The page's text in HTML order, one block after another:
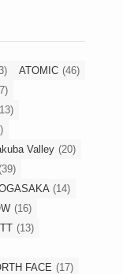
ATOMIC (46)
Valley (20)
(14)
(16)
(13)
FACE (17)